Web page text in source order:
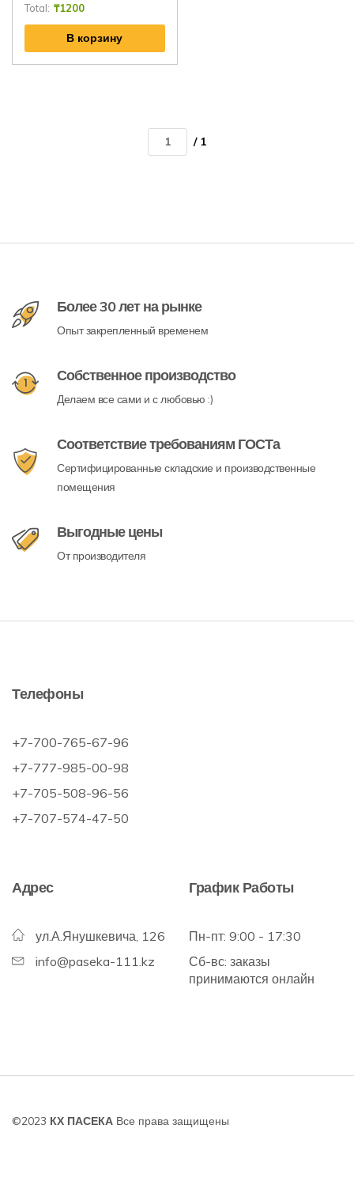
Total: ₸1200
В корзину
/ 1
Более 30 лет на рынке
Опыт закрепленный временем
Собственное производство
Делаем все сами и с любовью :)
Соответствие требованиям ГОСТа
Сертифицированные складские и производственные
помещения
Выгодные цены
От производителя
Телефоны
+7-700-765-67-96
+7-777-985-00-98
+7-705-508-96-56
+7-707-574-47-50
Адрес
ул.А.Янушкевича, 126
info@paseka-111.kz
График Работы
Пн-пт: 9:00 - 17:30
Сб-вс: заказы
принимаются онлайн
©2023 КХ ПАСЕКА Все права защищены